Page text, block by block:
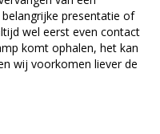
presentatie of
wel eerst even contact
komt ophalen, het kan
wij voorkomen liever de